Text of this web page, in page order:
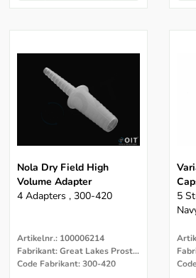
Nola Dry Field High
Volume Adapter
4 Adapters , 300-420
Artikelnr.: 100006214
Fabrikant: Great Lakes Prostodontics
Code Fabrikant: 300-420
5